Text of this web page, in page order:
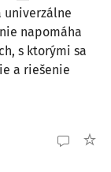
univerzálne
napomáha
s ktorými sa
a riešenie